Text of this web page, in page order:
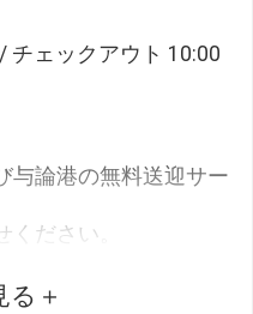
チェックアウト 10:00
与論港の無料送迎サー
ください。
る